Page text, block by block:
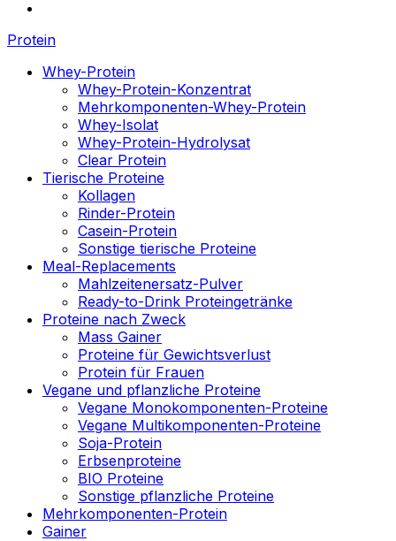
Protein
Whey-Protein
Whey-Protein-Konzentrat
Mehrkomponenten-Whey-Protein
Whey-Isolat
Whey-Protein-Hydrolysat
Clear Protein
Tierische Proteine
Kollagen
Rinder-Protein
Casein-Protein
Sonstige tierische Proteine
Meal-Replacements
Mahlzeitenersatz-Pulver
Ready-to-Drink Proteingetränke
Proteine nach Zweck
Mass Gainer
Proteine für Gewichtsverlust
Protein für Frauen
Vegane und pflanzliche Proteine
Vegane Monokomponenten-Proteine
Vegane Multikomponenten-Proteine
Soja-Protein
Erbsenproteine
BIO Proteine
Sonstige pflanzliche Proteine
Mehrkomponenten-Protein
Gainer